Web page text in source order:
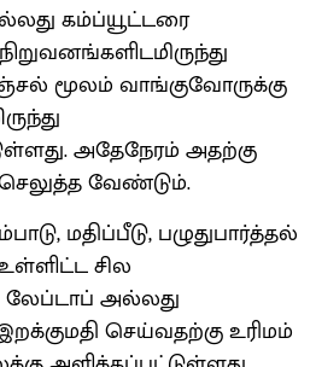
கம்ப்யூட்டரை
மூலம் வாங்குவோருக்கு
அதேநேரம் அதற்கு
செலுத்த வேண்டும்.
மதிப்பீடு, பழுதுபார்த்தல்
சில
அல்லது
செய்வதற்கு உரிமம்